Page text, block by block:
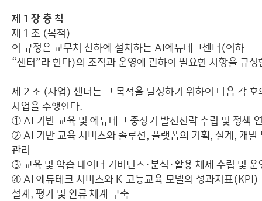
제 1 장 총 칙
제 1 조 (목적)
이 규정은 교무처 산하에 설치하는 AI에듀테크센터(이하
“센터”라 한다)의 조직과 운영에 관하여 필요한 사항을 규정
제 2 조 (사업) 센터는 그 목적을 달성하기 위하여 다음 각 호
사업을 수행한다.
① AI 기반 교육 및 에듀테크 중장기 발전전략 수립 및 정책
② AI 기반 교육 서비스와 솔루션, 플랫폼의 기획, 설계, 개발
관리
③ 교육 및 학습 데이터 거버넌스·분석·활용 체제 수립 및 운
④ AI 에듀테크 서비스와 K-고등교육 모델의 성과지표(KPI)
설계, 평가 및 환류 체계 구축